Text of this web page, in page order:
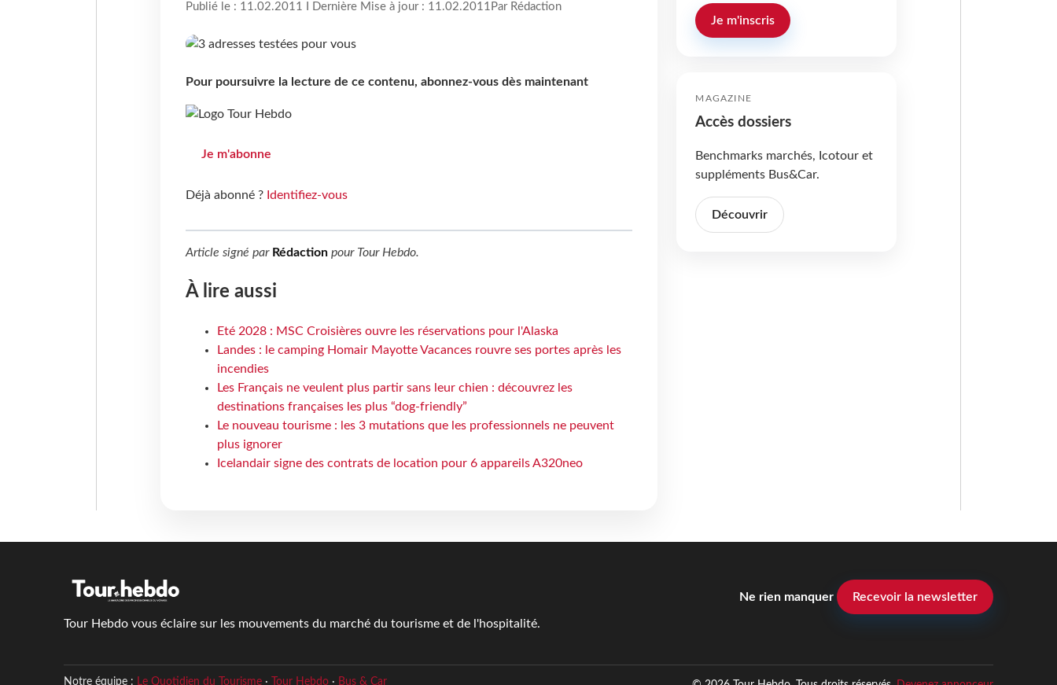
Publié le : 11.02.2011 I Dernière Mise à jour : 11.02.2011 Par Rédaction
Pour poursuivre la lecture de ce contenu, abonnez-vous dès maintenant
Je m'abonne
Déjà abonné ? Identifiez-vous
Article signé par Rédactionpour Tour Hebdo.
À lire aussi
Eté 2028 : MSC Croisières ouvre les réservations pour l'Alaska
Landes : le camping Homair Mayotte Vacances rouvre ses portes après les
incendies
Les Français ne veulent plus partir sans leur chien : découvrez les
destinations françaises les plus “dog-friendly”
Le nouveau tourisme : les 3 mutations que les professionnels ne peuvent
plus ignorer
Icelandair signe des contrats de location pour 6 appareils A320neo
Je m'inscris
MAGAZINE
Accès dossiers
Benchmarks marchés, Icotour et
suppléments Bus&Car.
Découvrir
Tour Hebdo vous éclaire sur les mouvements du marché du tourisme et de l'hospitalité.
Ne rien manquer Recevoir la newsletter
Notre équipe : Le Quotidien du Tourisme· Tour Hebdo· Bus & Car